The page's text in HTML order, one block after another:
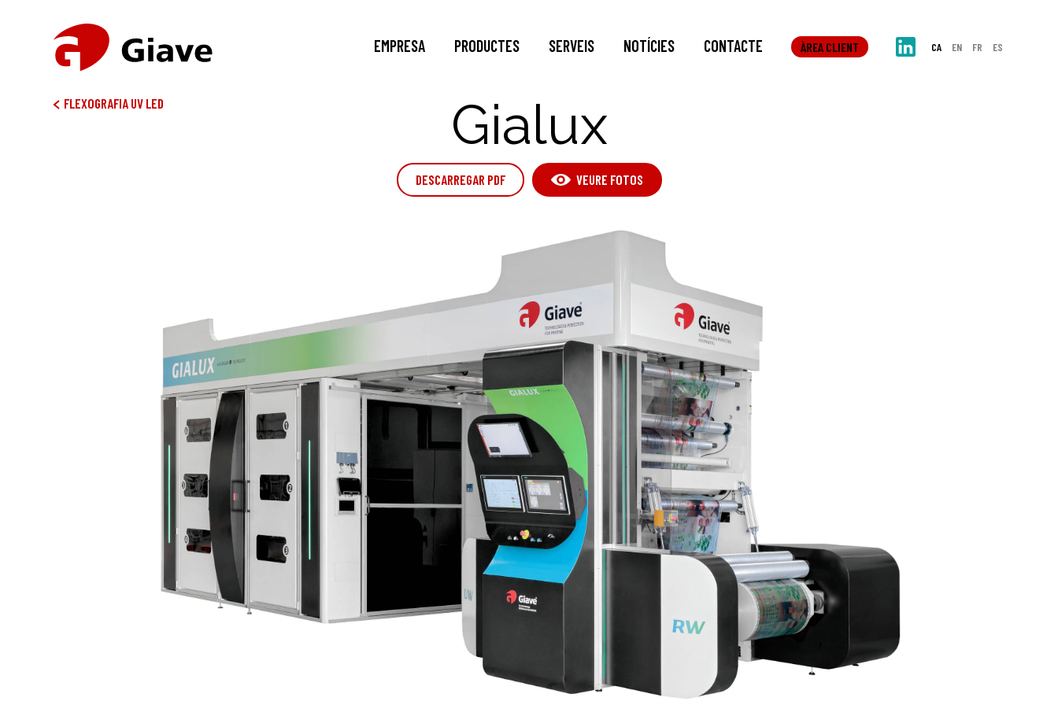
EMPRESA PRODUCTES SERVEIS NOTÍCIES CONTACTE ÀREA CLIENT CA EN FR ES
FLEXOGRAFIA UV LED Gialux
DESCARREGAR PDF VEURE FOTOS